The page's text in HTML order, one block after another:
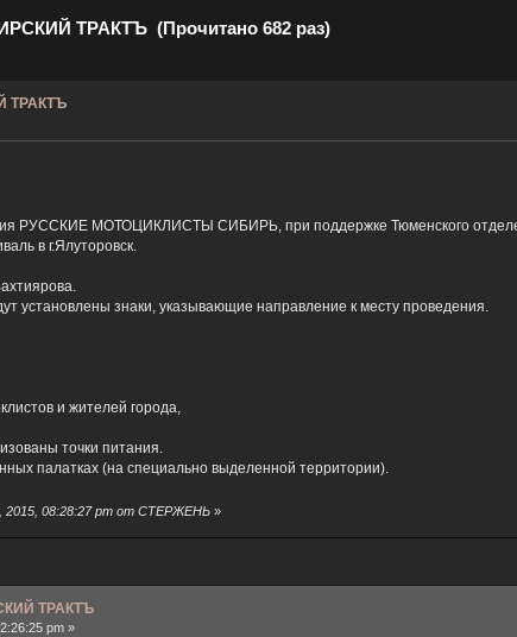
ТРАКТЪ (Прочитано 682 раз)
ТРАКТЪ
РУССКИЕ МОТОЦИКЛИСТЫ СИБИРЬ, при поддержке Тюменского
в г.Ялуторовск.
установлены знаки, указывающие направление к месту проведения.
и жителей города,
точки питания.
палатках (на специально выделенной территории).
2015, 08:28:27 pm от СТЕРЖЕНЬ»
ТРАКТЪ
pm »